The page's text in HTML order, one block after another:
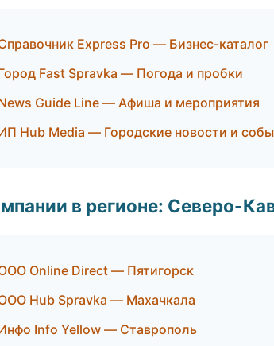
Express Pro — Бизнес-каталог
Fast Spravka — Погода и пробки
Guide Line — Афиша и мероприятия
Hub Media — Городские новости и
в регионе: Северо-
Online Direct — Пятигорск
Hub Spravka — Махачкала
Info Yellow — Ставрополь